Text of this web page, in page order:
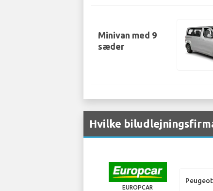
Minivan med 9
sæder
Hvilke
EUROPCAR